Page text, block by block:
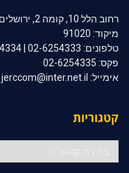
רחוב הלל 10, קומה 2, ירושלים
מיקוד: 91020
טלפונים: 02-6254333 | 02-6254334
פקס: 02-6254335
אימייל: jerccom@inter.net.il
קטגוריות